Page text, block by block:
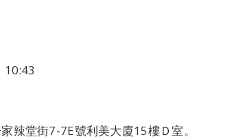
10:43
辣堂街7-7E號利美大廈15樓Ｄ室。